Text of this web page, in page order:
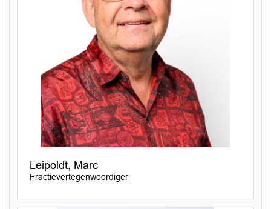
Leipoldt, Marc
Fractievertegenwoordiger